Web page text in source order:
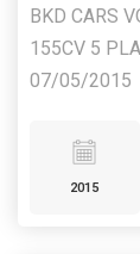
BKD CARS
155CV 5
07/05/2015
2015